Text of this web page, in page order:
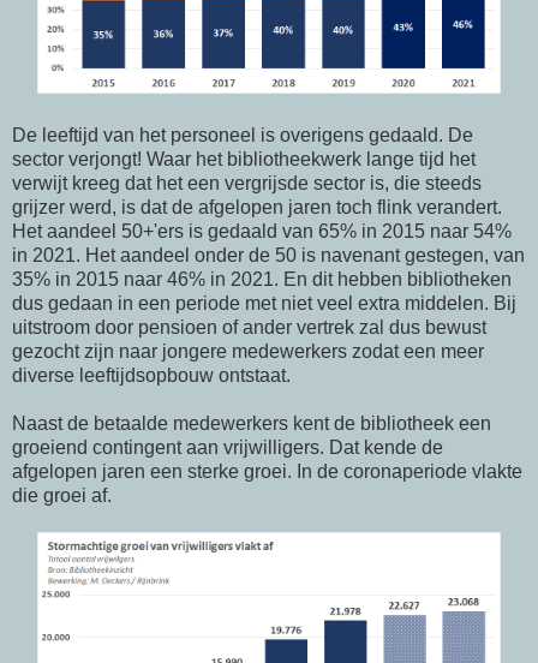
De leeftijd van het personeel is overigens gedaald. De
sector verjongt! Waar het bibliotheekwerk lange tijd het
verwijt kreeg dat het een vergrijsde sector is, die steeds
grijzer werd, is dat de afgelopen jaren toch flink verandert.
Het aandeel 50+'ers is gedaald van 65% in 2015 naar 54%
in 2021. Het aandeel onder de 50 is navenant gestegen, van
35% in 2015 naar 46% in 2021. En dit hebben bibliotheken
dus gedaan in een periode met niet veel extra middelen. Bij
uitstroom door pensioen of ander vertrek zal dus bewust
gezocht zijn naar jongere medewerkers zodat een meer
diverse leeftijdsopbouw ontstaat.
Naast de betaalde medewerkers kent de bibliotheek een
groeiend contingent aan vrijwilligers. Dat kende de
afgelopen jaren een sterke groei. In de coronaperiode vlakte
die groei af.